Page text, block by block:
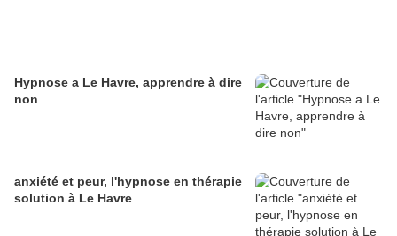
Hypnose a Le Havre, apprendre à dire
non
anxiété et peur, l'hypnose en thérapie
solution à Le Havre